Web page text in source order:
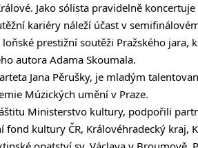
Jako sólista pravidelně
kariéry náleží účast v
prestižní soutěži Pražského jara,
autora Adama Skoumala.
Jana Pěrušky, je mladým
Múzických umění v Praze.
Ministerstvo kultury, podpořili
fond kultury ČR, Královéhradecký kraj,